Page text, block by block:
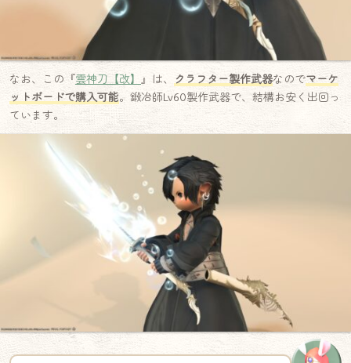
なお、この『雲神刀【改】 』は、 クラフター製作武器なのでマーケ
ットボードで購入可能。鍛冶師Lv60製作武器で、結構お安く出回っ
ています。